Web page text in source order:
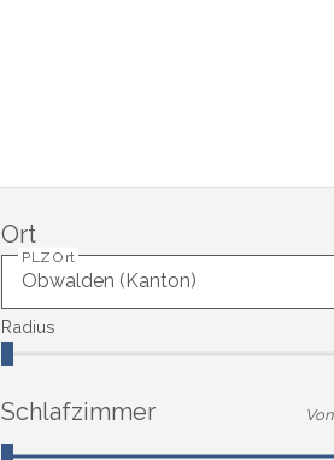
Ort
PLZ Ort
Radius
Schlafzimmer Von